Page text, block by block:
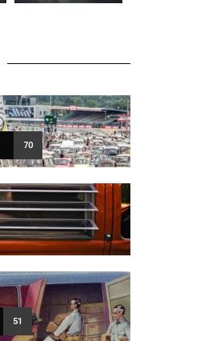
70
51